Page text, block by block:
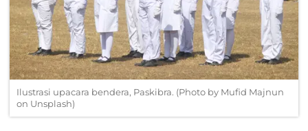
Ilustrasi upacara bendera, Paskibra. (Photo by Mufid Majnun
on Unsplash)